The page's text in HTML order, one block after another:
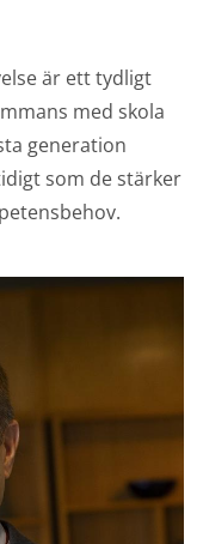
är ett tydligt
med skola
generation
som de stärker